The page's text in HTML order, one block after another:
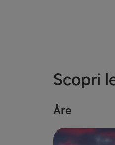
Scopri
Åre